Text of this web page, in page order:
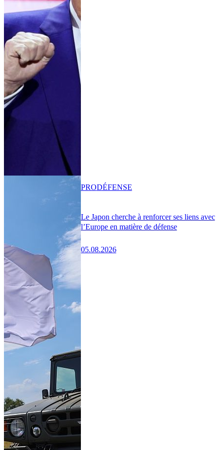
Le Japon cherche à renforcer ses liens avec
l’Europe en matière de défense
05.08.2026
PRODÉFENSE